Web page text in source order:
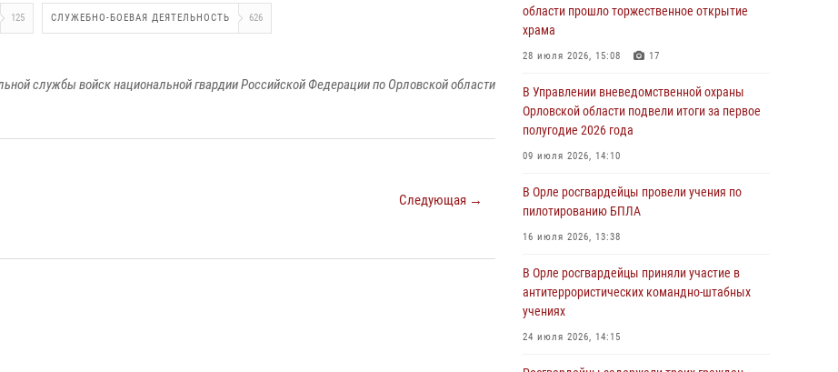
125 СЛУЖЕБНО-БОЕВАЯ ДЕЯТЕЛЬНОСТЬ 626
службы войск национальной гвардии Российской Федерации по Орловской области
Следующая →
дня освобождения города Орла
05 августа 2026, 13:16
результатах работы за первое полугодие
05 августа 2026, 13:12
За месяц росгвардейцы задержали 15 лиц,
противоправных действий
04 августа 2026, 14:21
росгвардейцев
04 августа 2026, 14:06 2
За месяц росгвардейцы приняли от граждан
области прошло торжественное открытие
храма
28 июля 2026, 15:08 17
В Управлении вневедомственной охраны
Орловской области подвели итоги за первое
полугодие 2026 года
09 июля 2026, 14:10
В Орле росгвардейцы провели учения по
пилотированию БПЛА
16 июля 2026, 13:38
В Орле росгвардейцы приняли участие в
антитеррористических командно-штабных
учениях
24 июля 2026, 14:15